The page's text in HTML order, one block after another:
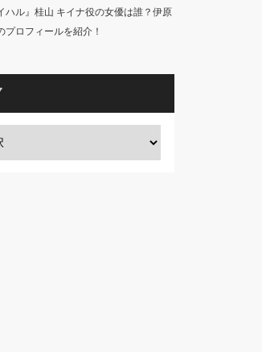
ハル』桂山 キイナ役の女優は誰？伊原
プロフィールを紹介！